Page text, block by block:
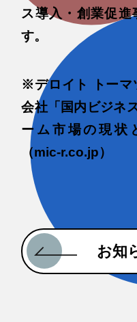
ス導入・創業促進
す。
※デロイト トーマ
会社「国内ビジネ
ーム市場の現状
（mic-r.co.jp）
お知